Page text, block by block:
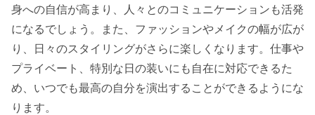
身への自信が高まり、人々とのコミュニケーションも活発
になるでしょう。また、ファッションやメイクの幅が広が
り、日々のスタイリングがさらに楽しくなります。仕事や
プライベート、特別な日の装いにも自在に対応できるた
め、いつでも最高の自分を演出することができるようにな
ります。